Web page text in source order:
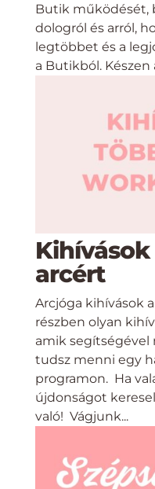
Butik működését,
dologról és arról,
legtöbbet és a
a Butikból. Készen
arcért
Arcjóga kihívások
részben olyan
amik segítségével
tudsz menni egy
programon. Ha
újdonságot
való! Vágjunk...